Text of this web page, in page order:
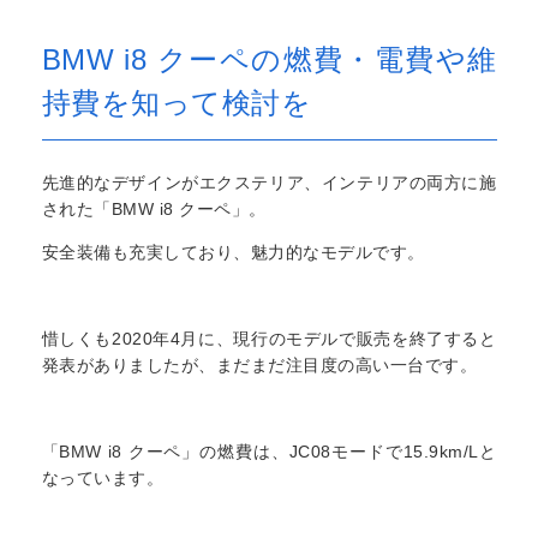
BMW i8 クーペの燃費・電費や維
持費を知って検討を
先進的なデザインがエクステリア、インテリアの両方に施
された「BMW i8 クーペ」。
安全装備も充実しており、魅力的なモデルです。
惜しくも2020年4月に、現行のモデルで販売を終了すると
発表がありましたが、まだまだ注目度の高い一台です。
「BMW i8 クーペ」の燃費は、JC08モードで15.9km/Lと
なっています。